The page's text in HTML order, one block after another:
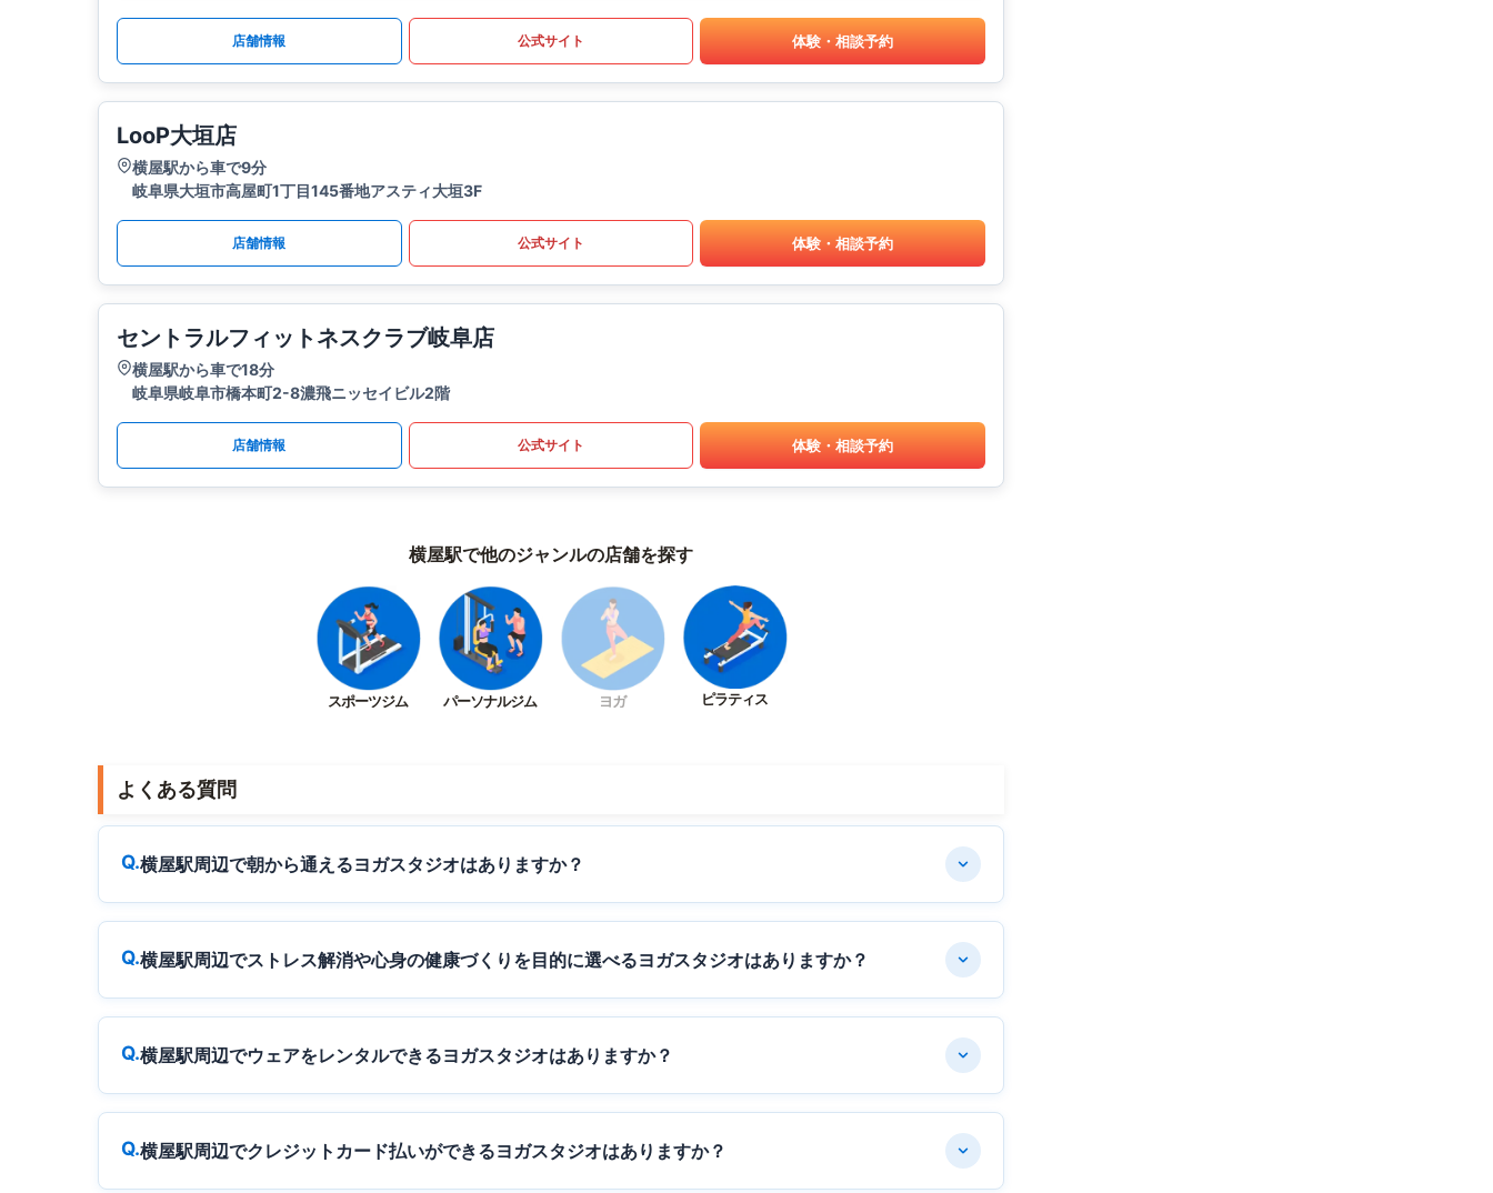
店舗情報 公式サイト 体験・相談予約
LooP大垣店
横屋駅から車で9分
岐阜県大垣市高屋町1丁目145番地アスティ大垣3F
店舗情報 公式サイト 体験・相談予約
セントラルフィットネスクラブ岐阜店
横屋駅から車で18分
岐阜県岐阜市橋本町2-8濃飛ニッセイビル2階
店舗情報 公式サイト 体験・相談予約
横屋駅で他のジャンルの店舗を探す
スポーツジム パーソナルジム ヨガ ピラティス
よくある質問
横屋駅周辺で朝から通えるヨガスタジオはありますか？
横屋駅周辺でストレス解消や心身の健康づくりを目的に選べるヨガスタジオはありますか？
横屋駅周辺でウェアをレンタルできるヨガスタジオはありますか？
横屋駅周辺でクレジットカード払いができるヨガスタジオはありますか？